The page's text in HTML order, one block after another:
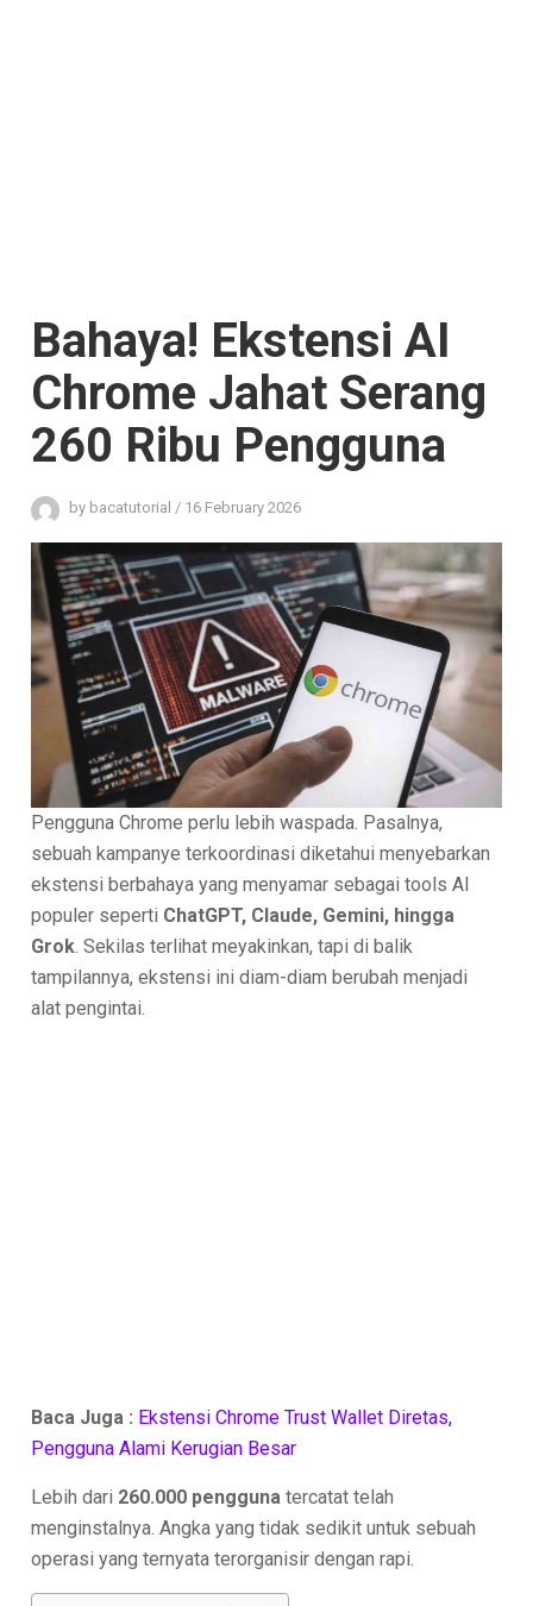
Bahaya! Ekstensi AI
Chrome Jahat Serang
260 Ribu Pengguna
by bacatutorial / 16 February 2026
Pengguna Chrome perlu lebih waspada. Pasalnya,
sebuah kampanye terkoordinasi diketahui menyebarkan
ekstensi berbahaya yang menyamar sebagai tools AI
populer seperti ChatGPT, Claude, Gemini, hingga
Grok . Sekilas terlihat meyakinkan, tapi di balik
tampilannya, ekstensi ini diam-diam berubah menjadi
alat pengintai.
Baca Juga : Ekstensi Chrome Trust Wallet Diretas,
Pengguna Alami Kerugian Besar
Lebih dari 260.000 pengguna tercatat telah
menginstalnya. Angka yang tidak sedikit untuk sebuah
operasi yang ternyata terorganisir dengan rapi.